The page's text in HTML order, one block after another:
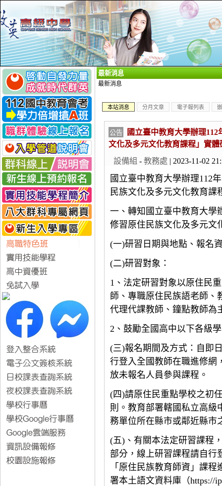
最新消息
最新消息
本站消息 分月文章 電子報列表
公告
國立臺中教育大學辦理
文化及多元文化教育課程」實
設備組 - 教務處 | 2023-11-02
國立臺中教育大學辦理112
民族文化及多元文化教育課
一、轉知國立臺中教育大學
修習原住民族文化及多元文
(一)研習日期與地點、報名
(二)研習對象：
1 、法定研習對象以原住民
師、專職原住民族語老師、
代理代課教師、鐘點教師為
2 、鼓勵全國高中以下各級
(三)報名期間及方式：自即
行登入全國教師在職進修網
放未報名人員參與課程。
(四)請原住民重點學校之初
則。教育部署轄國私立高級
務單位所在縣市或鄰近縣市
(五) 、有關本法定研習課程
部分，線上研習課程請自行
「原住民族教育師資」課
署本土語文資料庫（https://